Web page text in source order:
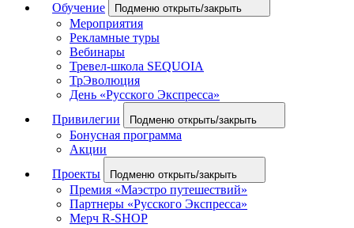
Обучение
Подменю открыть/закрыть
Мероприятия
Рекламные туры
Вебинары
Тревел-школа SEQUOIA
ТрЭволюция
День «Русского Экспресса»
Привилегии
Подменю открыть/закрыть
Бонусная программа
Акции
Проекты
Подменю открыть/закрыть
Премия «Маэстро путешествий»
Партнеры «Русского Экспресса»
Мерч R-SHOP